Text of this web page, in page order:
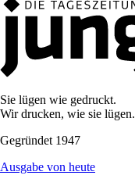
Sie lügen wie gedruckt.
Wir drucken, wie sie lügen.
Gegründet 1947
Ausgabe von heute